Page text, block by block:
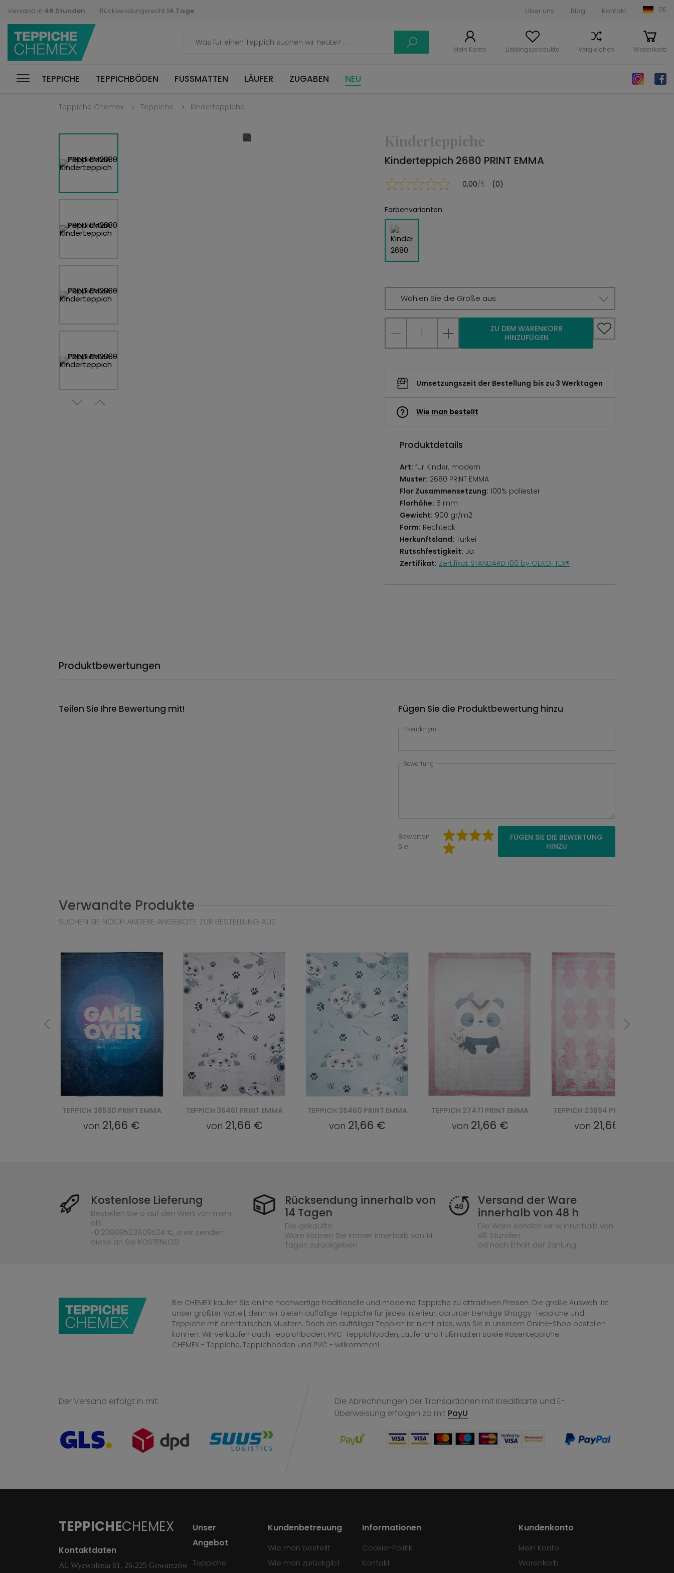
Versand in 48 Stunden Rücksendungsrecht 14 Tage Über uns Blog Kontakt DE
Mein Konto Lieblingsprodukte Vergleichen Warenkorb
TEPPICHE TEPPICHBÖDEN FUSSMATTEN LÄUFER ZUGABEN NEU
Teppiche Chemex Teppiche Kinderteppiche
Kinderteppiche
Kinderteppich 2680 PRINT EMMA
0,00/5 (0)
Farbenvarianten:
Wählen Sie die Größe aus
ZU DEM WARENKORB
HINZUFÜGEN
Umsetzungszeit der Bestellung bis zu 3 Werktagen
Wie man bestellt
Produktdetails
Art: für Kinder, modern
Muster: 2680 PRINT EMMA
Flor Zusammensetzung: 100% poliester
Florhöhe: 6 mm
Gewicht: 900 gr/m2
Form: Rechteck
Herkunftsland: Türkei
Rutschfestigkeit: Ja
Zertifikat: Zertifikat STANDARD 100 by OEKO-TEX®
Produktbewertungen
Teilen Sie Ihre Bewertung mit! Fügen Sie die Produktbewertung hinzu
Pseudonym
Bewertung
Bewerten
Sie:
FÜGEN SIE DIE BEWERTUNG
HINZU
Verwandte Produkte
SUCHEN SIE NOCH ANDERE ANGEBOTE ZUR BESTELLUNG AUS
TEPPICH 36461 PRINT EMMA
von 21,66 €
TEPPICH 36460 PRINT EMMA
von 21,66 €
TEPPICH 27471 PRINT EMMA
von 21,66 €
TEPPICH 23694 PRINT EMMA
von 21,66 €
TEPPICH 23691 PRINT EMMA
von 21,66 €
Kostenlose Lieferung
Bestellen Sie o auf den Wert von mehr
als
-0.23809523809524 €, a wir senden
diese an Sie KOSTENLOS!
Rücksendung innerhalb von
14 Tagen
Die gekaufte
Ware können Sie immer innerhalb von 14
Tagen zurückgeben
Versand der Ware
innerhalb von 48 h
Die Ware senden wir w innerhalb von
48 Stunden
od nach Erhalt der Zahlung
Bei CHEMEX kaufen Sie online hochwertige traditionelle und moderne Teppiche zu attraktiven Preisen. Die große Auswahl ist
unser größter Vorteil, denn wir bieten auffällige Teppiche für jedes Interieur, darunter trendige Shaggy-Teppiche und
Teppiche mit orientalischen Mustern. Doch ein auffälliger Teppich ist nicht alles, was Sie in unserem Online-Shop bestellen
können. Wir verkaufen auch Teppichböden, PVC-Teppichböden, Läufer und Fußmatten sowie Rasenteppiche.
CHEMEX - Teppiche, Teppichböden und PVC - willkommen!
Der Versand erfolgt in mit:
Die Abrechnungen der Transaktionen mit Kreditkarte und E-
Überweisung erfolgen za mit PayU
TEPPICHECHEMEX
Kontaktdaten
Al. Wyzwolenia 61, 26-225 Gowarczów
Unser
Angebot
Teppiche
Kundenbetreuung
Wie man bestellt
Wie man zurückgibt
Informationen
Cookie-Politik
Kontakt
Kundenkonto
Mein Konto
Warenkorb